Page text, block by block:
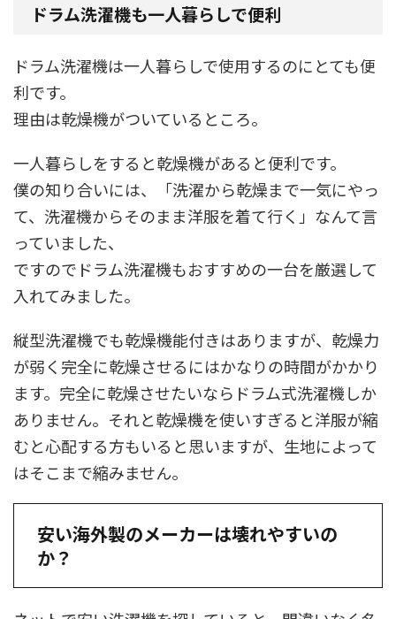
ドラム洗濯機も一人暮らしで便利
ドラム洗濯機は一人暮らしで使用するのにとても便
利です。
理由は乾燥機がついているところ。
一人暮らしをすると乾燥機があると便利です。
僕の知り合いには、「洗濯から乾燥まで一気にやっ
て、洗濯機からそのまま洋服を着て行く」なんて言
っていました、
ですのでドラム洗濯機もおすすめの一台を厳選して
入れてみました。
縦型洗濯機でも乾燥機能付きはありますが、乾燥力
が弱く完全に乾燥させるにはかなりの時間がかかり
ます。完全に乾燥させたいならドラム式洗濯機しか
ありません。それと乾燥機を使いすぎると洋服が縮
むと心配する方もいると思いますが、生地によって
はそこまで縮みません。
安い海外製のメーカーは壊れやすいの
か？